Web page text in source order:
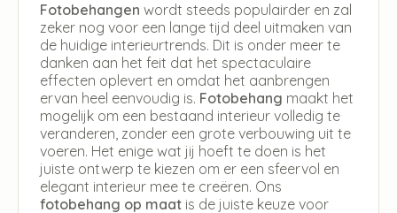
Fotobehangen wordt steeds populairder en zal
zeker nog voor een lange tijd deel uitmaken van
de huidige interieurtrends. Dit is onder meer te
danken aan het feit dat het spectaculaire
effecten oplevert en omdat het aanbrengen
ervan heel eenvoudig is. Fotobehang maakt het
mogelijk om een bestaand interieur volledig te
veranderen, zonder een grote verbouwing uit te
voeren. Het enige wat jij hoeft te doen is het
juiste ontwerp te kiezen om er een sfeervol en
elegant interieur mee te creëren. Ons
fotobehang op maat is de juiste keuze voor